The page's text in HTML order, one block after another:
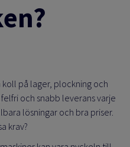
på lager, plockning och
och snabb leverans varje
lösningar och bra priser.
krav?